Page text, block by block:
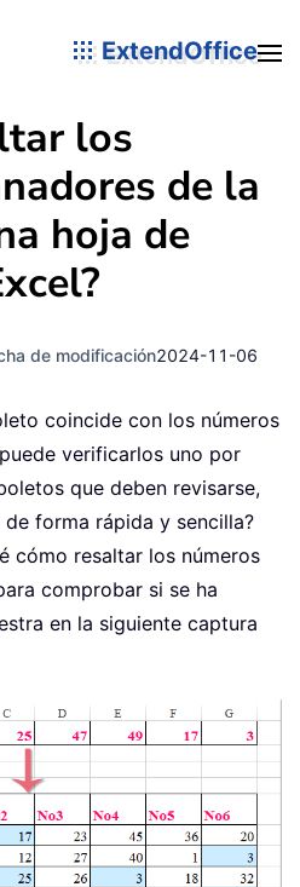
ExtendOffice
los
de la
hoja de
de modificación2024-11-06
coincide con los números
verificarlos uno por
que deben revisarse,
forma rápida y sencilla?
cómo resaltar los números
comprobar si se ha
en la siguiente captura